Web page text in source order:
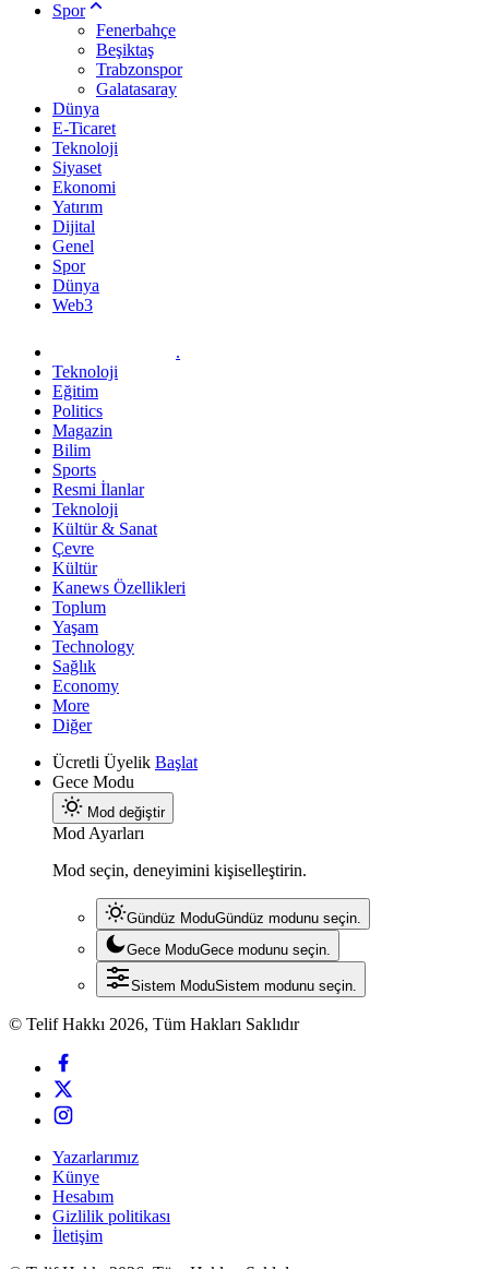
Spor
Fenerbahçe
Beşiktaş
Trabzonspor
Galatasaray
Dünya
E-Ticaret
Teknoloji
Siyaset
Ekonomi
Yatırım
Dijital
Genel
Spor
Dünya
Web3
.
Teknoloji
Eğitim
Politics
Magazin
Bilim
Sports
Resmi İlanlar
Teknoloji
Kültür & Sanat
Çevre
Kültür
Kanews Özellikleri
Toplum
Yaşam
Technology
Sağlık
Economy
More
Diğer
Ücretli Üyelik Başlat
Gece Modu
Mod değiştir
Mod Ayarları
Mod seçin, deneyimini kişiselleştirin.
Gündüz ModuGündüz modunu seçin.
Gece ModuGece modunu seçin.
Sistem ModuSistem modunu seçin.
© Telif Hakkı 2026, Tüm Hakları Saklıdır
Yazarlarımız
Künye
Hesabım
Gizlilik politikası
İletişim